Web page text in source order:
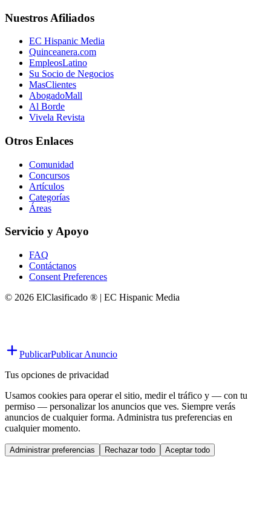
Nuestros Afiliados
EC Hispanic Media
Quinceanera.com
EmpleosLatino
Su Socio de Negocios
MasClientes
AbogadoMall
Al Borde
Vivela Revista
Otros Enlaces
Comunidad
Concursos
Artículos
Categorías
Áreas
Servicio y Apoyo
FAQ
Contáctanos
Consent Preferences
© 2026 ElClasificado ® | EC Hispanic Media
PublicarPublicar Anuncio
Tus opciones de privacidad
Usamos cookies para operar el sitio, medir el tráfico y — con tu
permiso — personalizar los anuncios que ves. Siempre verás
anuncios de cualquier forma. Administra tus preferencias en
cualquier momento.
Administrar preferencias Rechazar todo Aceptar todo